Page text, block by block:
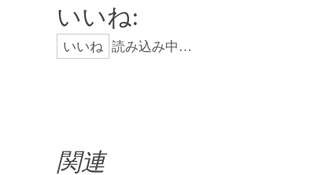
いいね:
いいね 読み込み中…
関連